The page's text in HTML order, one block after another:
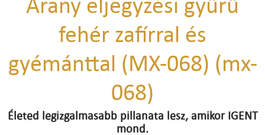
fehér zafírral és
gyémánttal (MX-068) (mx-
068)
Életed legizgalmasabb pillanata lesz, amikor IGENT
mond.